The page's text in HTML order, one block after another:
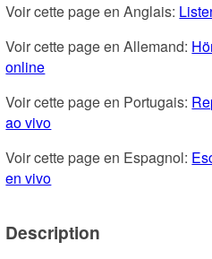
Voir cette page en Anglais:
Voir cette page en Allemand:
online
Voir cette page en Portugais:
ao vivo
Voir cette page en Espagnol:
en vivo
Description